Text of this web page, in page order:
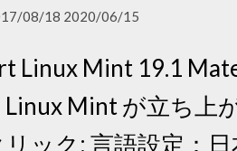
08/18 2020/06/15
Linux Mint 19.1
Mint が立ち上
ック; 言語設定：日